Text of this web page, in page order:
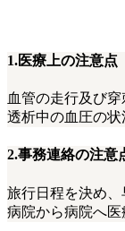
1.医療上の注意点
血管の走行及び穿
透析中の血圧の状
2.事務連絡の注意
旅行日程を決め、
病院から病院へ医